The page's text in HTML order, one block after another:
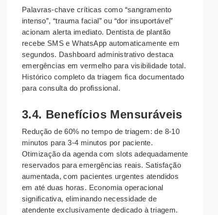
Palavras-chave críticas como “sangramento
intenso”, “trauma facial” ou “dor insuportável”
acionam alerta imediato. Dentista de plantão
recebe SMS e WhatsApp automaticamente em
segundos. Dashboard administrativo destaca
emergências em vermelho para visibilidade total.
Histórico completo da triagem fica documentado
para consulta do profissional.
3.4. Benefícios Mensuráveis
Redução de 60% no tempo de triagem: de 8-10
minutos para 3-4 minutos por paciente.
Otimização da agenda com slots adequadamente
reservados para emergências reais. Satisfação
aumentada, com pacientes urgentes atendidos
em até duas horas. Economia operacional
significativa, eliminando necessidade de
atendente exclusivamente dedicado à triagem.